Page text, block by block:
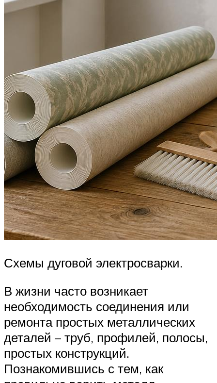
Схемы дуговой электросварки.
В жизни часто возникает
необходимость соединения или
ремонта простых металлических
деталей – труб, профилей, полосы,
простых конструкций.
Познакомившись с тем, как